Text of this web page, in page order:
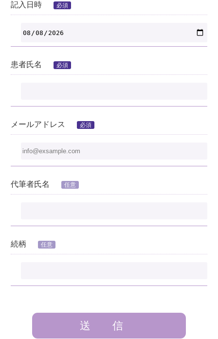
記入日時 必須
患者氏名 必須
メールアドレス 必須
代筆者氏名 任意
続柄 任意